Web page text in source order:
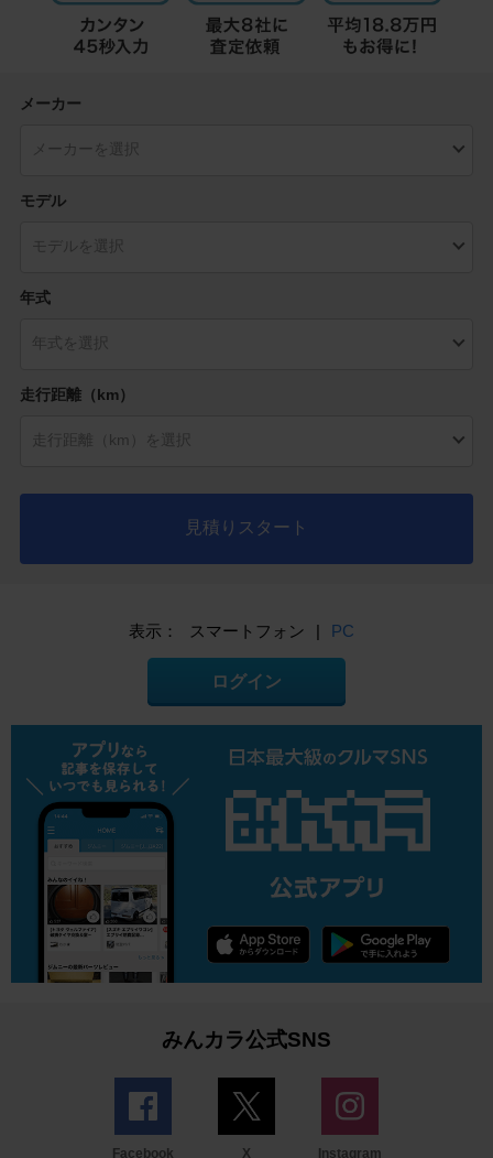
メーカー
モデル
年式
走行距離（km）
見積りスタート
表示： スマートフォン | PC
ログイン
みんカラ公式SNS
Facebook X Instagram